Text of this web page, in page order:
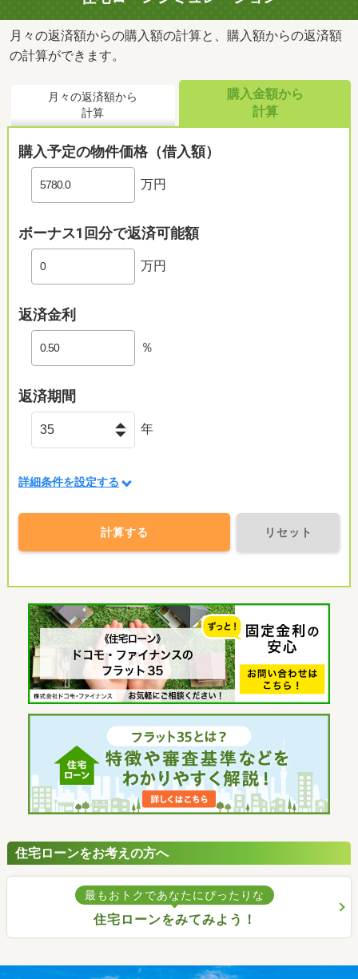
月々の返済額からの購入額の計算と、購入額からの返済額
の計算ができます。
月々の返済額から
計算
購入金額から
計算
購入予定の物件価格（借入額）
万円
ボーナス1回分で返済可能額
万円
返済金利
％
返済期間
年
詳細条件を設定する
計算する リセット
住宅ローンをお考えの方へ
最もおトクであなたにぴったりな
住宅ローンをみてみよう！